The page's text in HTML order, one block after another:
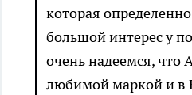
которая
большой интерес у
очень надеемся, что
любимой маркой и в